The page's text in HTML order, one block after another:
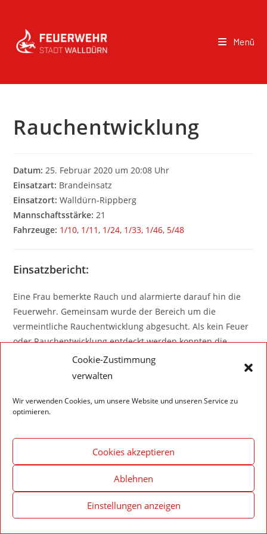
Cookie-Zustimmung
verwalten
Wir verwenden Cookies, um unsere Website und unseren Service zu
optimieren.
Cookies akzeptieren
Ablehnen
Einstellungen anzeigen
Menü
Rauchentwicklung
Datum: 25. Februar 2020 um 20:08 Uhr
Einsatzart: Brandeinsatz
Einsatzort: Walldürn-Rippberg
Mannschaftsstärke: 21
Fahrzeuge: 1/10, 1/11, 1/24, 1/33, 1/46, 5/48
Einsatzbericht:
Eine Frau bemerkte Rauch und alarmierte darauf hin die
Feuerwehr. Gemeinsam wurde der Bereich um die
vermeintliche Rauchentwicklung abgesucht. Als kein Feuer
oder Rauchentwicklung entdeckt werden konnten die
Kräfte wieder abrücken.
Impressum – Datenschutzerklärung Cookie-Richtlinie (EU)
© 2020 Feuerwehr Walldürn